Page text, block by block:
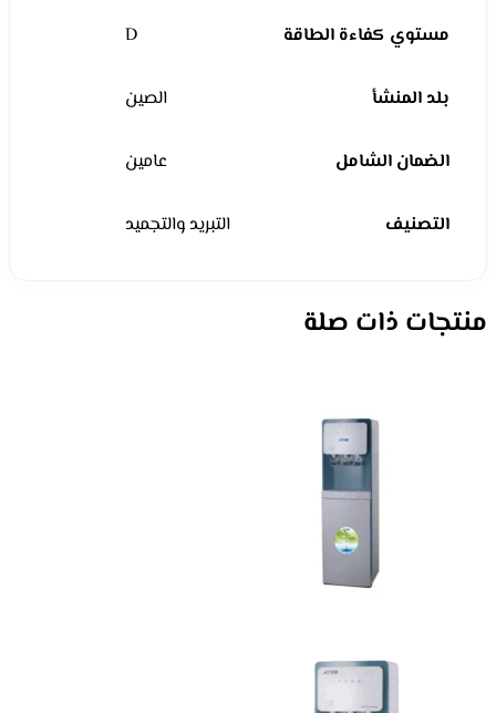
مستوي كفاءة الطاقة D
بلد المنشأ الصين
الضمان الشامل عامين
التصنيف التبريد والتجميد
منتجات ذات صلة